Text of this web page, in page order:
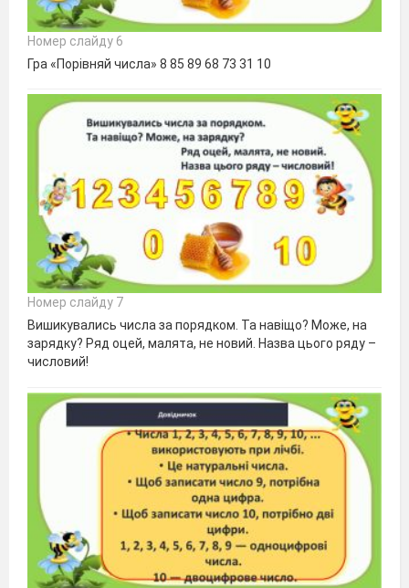
Номер слайду 6
Гра «Порівняй числа» 8 85 89 68 73 31 10
Номер слайду 7
Вишикувались числа за порядком. Та навіщо? Може, на
зарядку? Ряд оцей, малята, не новий. Назва цього ряду –
числовий!